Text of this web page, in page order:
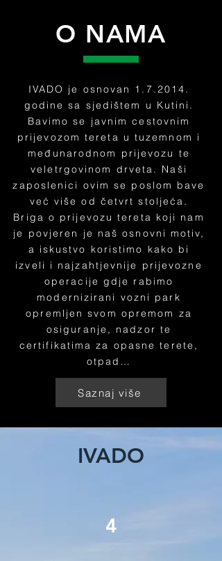
O NAMA
IVADO je osnovan 1.7.2014.
godine sa sjedištem u Kutini.
Bavimo se javnim cestovnim
prijevozom tereta u tuzemnom i
međunarodnom prijevozu te
veletrgovinom drveta. Naši
zaposlenici ovim se poslom bave
već više od četvrt stoljeća.
Briga o prijevozu tereta koji nam
je povjeren je naš osnovni motiv,
a iskustvo koristimo kako bi
izveli i najzahtjevnije prijevozne
operacije gdje rabimo
modernizirani vozni park
opremljen svom opremom za
osiguranje, nadzor te
certifikatima za opasne terete,
otpad…
Saznaj više
IVADO
4